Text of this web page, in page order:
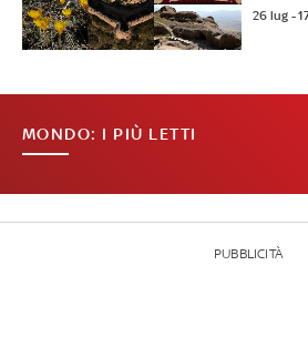
26 lug -
MONDO: I PIÙ LETTI
PUBBLICITÀ